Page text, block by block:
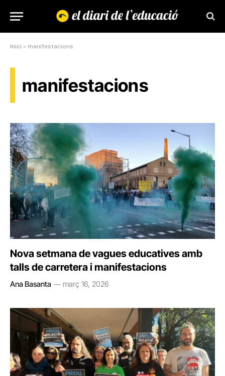
Inici » manifestacions
manifestacions
Nova setmana de vagues educatives amb
talls de carretera i manifestacions
Ana Basanta març 16, 2026